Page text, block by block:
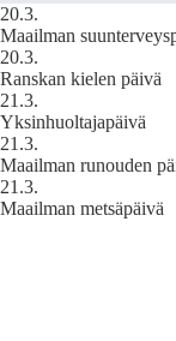
20.3.
Maailman
20.3.
Ranskan kielen päivä
21.3.
Yksinhuoltajapäivä
21.3.
Maailman runouden
21.3.
Maailman metsäpäivä